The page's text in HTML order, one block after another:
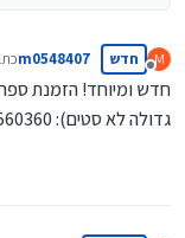
M
מנותק
חדש m0548407
חדש ומיוחד! הזמנת
גדולה לא סטים): 054-8560360